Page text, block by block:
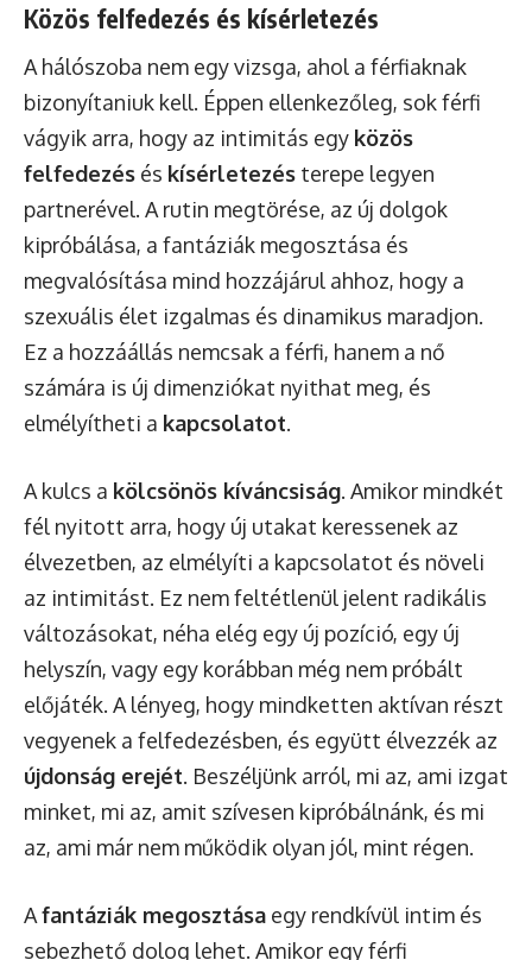
Közös felfedezés és kísérletezés
A hálószoba nem egy vizsga, ahol a férfiaknak
bizonyítaniuk kell. Éppen ellenkezőleg, sok férfi
vágyik arra, hogy az intimitás egy közös
felfedezés és kísérletezés terepe legyen
partnerével. A rutin megtörése, az új dolgok
kipróbálása, a fantáziák megosztása és
megvalósítása mind hozzájárul ahhoz, hogy a
szexuális élet izgalmas és dinamikus maradjon.
Ez a hozzáállás nemcsak a férfi, hanem a nő
számára is új dimenziókat nyithat meg, és
elmélyítheti a kapcsolatot.
A kulcs a kölcsönös kíváncsiság. Amikor mindkét
fél nyitott arra, hogy új utakat keressenek az
élvezetben, az elmélyíti a kapcsolatot és növeli
az intimitást. Ez nem feltétlenül jelent radikális
változásokat, néha elég egy új pozíció, egy új
helyszín, vagy egy korábban még nem próbált
előjáték. A lényeg, hogy mindketten aktívan részt
vegyenek a felfedezésben, és együtt élvezzék az
újdonság erejét. Beszéljünk arról, mi az, ami izgat
minket, mi az, amit szívesen kipróbálnánk, és mi
az, ami már nem működik olyan jól, mint régen.
Afantáziák megosztása egy rendkívül intim és
sebezhető dolog lehet. Amikor egy férfi